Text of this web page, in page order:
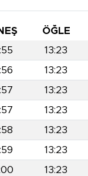
ÖĞLE
13:23
13:23
13:23
13:23
13:23
13:23
13:23